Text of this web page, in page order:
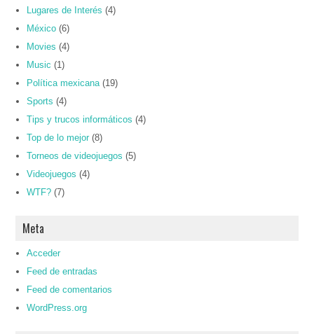
Lugares de Interés (4)
México (6)
Movies (4)
Music (1)
Política mexicana (19)
Sports (4)
Tips y trucos informáticos (4)
Top de lo mejor (8)
Torneos de videojuegos (5)
Videojuegos (4)
WTF? (7)
Meta
Acceder
Feed de entradas
Feed de comentarios
WordPress.org